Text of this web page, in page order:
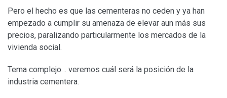
Pero el hecho es que las cementeras no ceden y ya han
empezado a cumplir su amenaza de elevar aun más sus
precios, paralizando particularmente los mercados de la
vivienda social.
Tema complejo… veremos cuál será la posición de la
industria cementera.